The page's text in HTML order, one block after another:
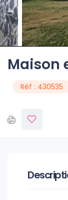
Maison
Réf : 430535